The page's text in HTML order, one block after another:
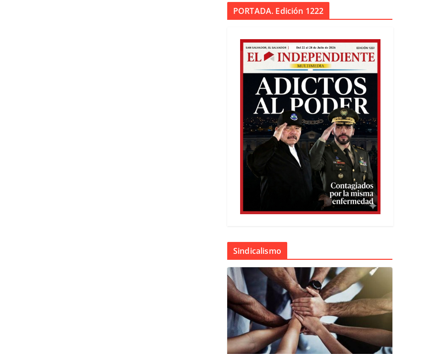
PORTADA. Edición 1222
Sindicalismo